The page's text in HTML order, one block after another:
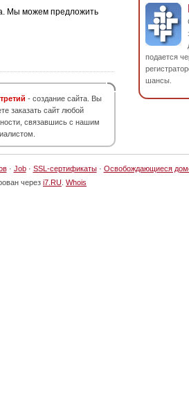
Мы можем предложить
- создание сайта. Вы
заказать сайт любой
связавшись с нашим
подается
шансы.
· Job· SSL-сертификаты· Освобождающиеся
через i7.RU Whois